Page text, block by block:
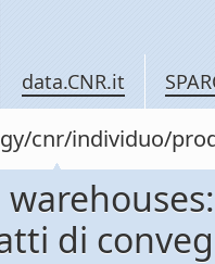
data.CNR.it
cnr/individuo/
di